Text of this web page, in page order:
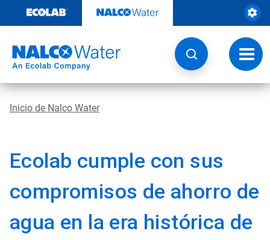
contenido
de
Inicio de Nalco Water
Ecolab cumple con sus
compromisos de ahorro de
agua en la era histórica de